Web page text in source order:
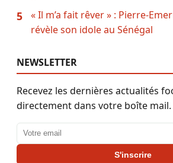
5
« Il m’a fait rêver » : Pierre-
révèle son idole au Sénégal
NEWSLETTER
Recevez les dernières actualités
directement dans votre boîte mail.
Adresse email
S'inscrire